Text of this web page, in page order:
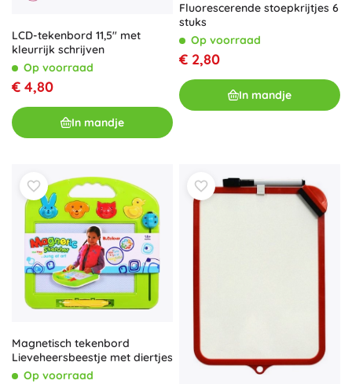
LCD-tekenbord 11,5" met
kleurrijk schrijven
Op voorraad
€ 4,80
In mandje
Fluorescerende stoepkrijtjes 6
stuks
Op voorraad
€ 2,80
In mandje
Magnetisch tekenbord
Lieveheersbeestje met diertjes
Op voorraad